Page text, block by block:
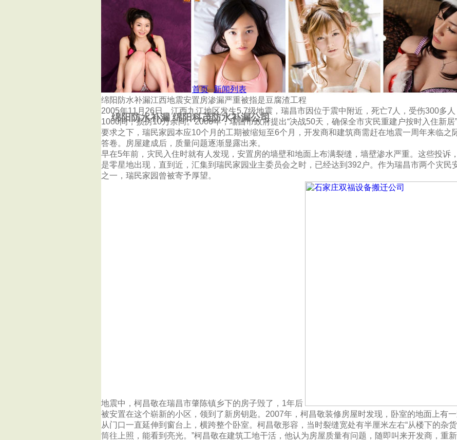
绵阳防水补漏 绵阳科茂防水补漏公司
杭州泰鑫防水补漏公司
首页--新闻列表
绵阳防水补漏江西地震安置房渗漏严重被指是豆腐渣工程
2005年11月26日，江西九江地区发生5.7级地震，瑞昌市因位于震中附近，死亡7人，受伤300多
1000间，损房10万余间。2006年，瑞昌市政府提出“决战50天，确保全市灾民重建户按时入住新居
要求之下，瑞民家园本应10个月的工期被缩短至6个月，开发商和建筑商需赶在地震一周年来临之
答卷。房屋建成后，质量问题逐渐显露出来。
早在5年前，灾民入住时就有人发现，安置房的墙壁和地面上布满裂缝，墙壁渗水严重。这些投诉
是零星地出现，直到近，汇集到瑞民家园业主委员会之时，已经达到392户。作为瑞昌市两个灾民
之一，瑞民家园曾被寄予厚望。
地震中，柯昌敬在瑞昌市肇陈镇乡下的房子毁了，1年后
被安置在这个崭新的小区，领到了新房钥匙。2007年，柯昌敬装修房屋时发现，卧室的地面上有一
从门口一直延伸到窗台上，横跨整个卧室。柯昌敬形容，当时裂缝宽处有半厘米左右“从楼下的杂
筒往上照，能看到亮光。”柯昌敬在建筑工地干活，他认为房屋质量有问题，随即叫来开发商，重